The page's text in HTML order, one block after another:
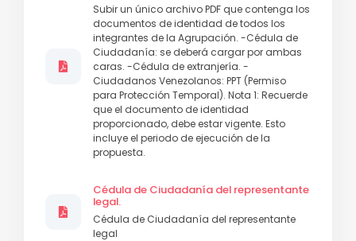
Subir un único archivo PDF que contenga los
documentos de identidad de todos los
integrantes de la Agrupación. -Cédula de
Ciudadanía: se deberá cargar por ambas
caras. -Cédula de extranjería. -
Ciudadanos Venezolanos: PPT (Permiso
para Protección Temporal). Nota 1: Recuerde
que el documento de identidad
proporcionado, debe estar vigente. Esto
incluye el periodo de ejecución de la
propuesta.
Cédula de Ciudadanía del representante
legal.
Cédula de Ciudadanía del representante
legal